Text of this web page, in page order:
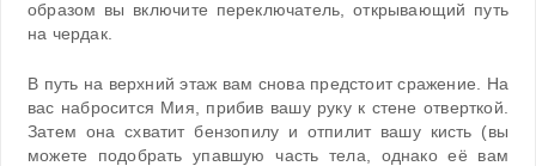
образом вы включите переключатель, открывающий путь
на чердак.
В путь на верхний этаж вам снова предстоит сражение. На
вас набросится Мия, прибив вашу руку к стене отверткой.
Затем она схватит бензопилу и отпилит вашу кисть (вы
можете подобрать упавшую часть тела, однако её вам